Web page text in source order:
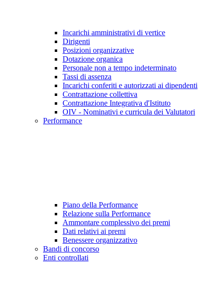
Incarichi amministrativi di vertice
Dirigenti
Posizioni organizzative
Dotazione organica
Personale non a tempo indeterminato
Tassi di assenza
Incarichi conferiti e autorizzati ai dipendenti
Contrattazione collettiva
Contrattazione Integrativa d'Istituto
OIV - Nominativi e curricula dei Valutatori
Performance
Piano della Performance
Relazione sulla Performance
Ammontare complessivo dei premi
Dati relativi ai premi
Benessere organizzativo
Bandi di concorso
Enti controllati